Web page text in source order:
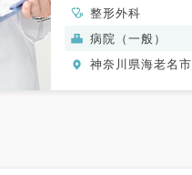
整形外科
病院（一般）
神奈川県海老名市